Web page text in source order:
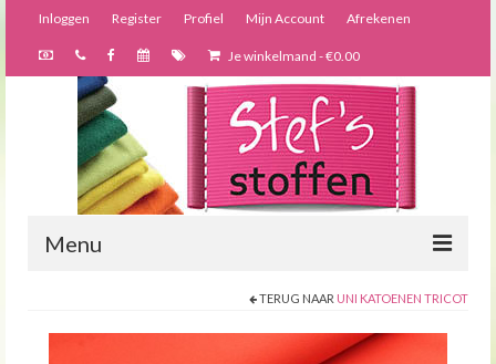
Inloggen Register Profiel Mijn Account Afrekenen
Je winkelmand -€0.00
Menu
TERUG NAAR UNI KATOENEN TRICOT